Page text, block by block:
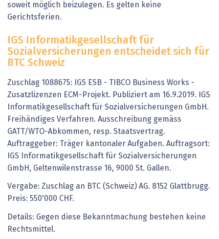
soweit möglich beizulegen. Es gelten keine
Gerichtsferien.
IGS Informatikgesellschaft für
Sozialversicherungen entscheidet sich für
BTC Schweiz
Zuschlag 1088675: IGS ESB - TIBCO Business Works -
Zusatzlizenzen ECM-Projekt. Publiziert am 16.9.2019. IGS
Informatikgesellschaft für Sozialversicherungen GmbH.
Freihändiges Verfahren. Ausschreibung gemäss
GATT/WTO-Abkommen, resp. Staatsvertrag.
Auftraggeber: Träger kantonaler Aufgaben. Auftragsort:
IGS Informatikgesellschaft für Sozialversicherungen
GmbH, Geltenwilenstrasse 16, 9000 St. Gallen.
Vergabe: Zuschlag an BTC (Schweiz) AG. 8152 Glattbrugg.
Preis: 550'000 CHF.
Details: Gegen diese Bekanntmachung bestehen keine
Rechtsmittel.